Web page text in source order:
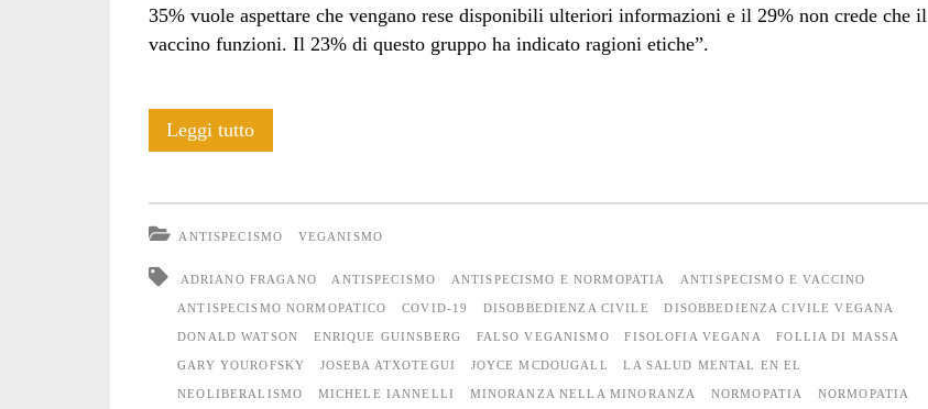
35% vuole aspettare che vengano rese disponibili ulteriori informazioni e il 29% non crede che il
vaccino funzioni. Il 23% di questo gruppo ha indicato ragioni etiche”.
Leggi tuttoMinoranza
veganismo
radicale
come
ANTISPECISMO VEGANISMO
ADRIANO FRAGANO ANTISPECISMO ANTISPECISMO E NORMOPATIA ANTISPECISMO E VACCINO
ANTISPECISMO NORMOPATICO COVID-19 DISOBBEDIENZA CIVILE DISOBBEDIENZA CIVILE VEGANA
DONALD WATSON ENRIQUE GUINSBERG FALSO VEGANISMO FISOLOFIA VEGANA FOLLIA DI MASSA
GARY YOUROFSKY JOSEBA ATXOTEGUI JOYCE MCDOUGALL LA SALUD MENTAL EN EL
NEOLIBERALISMO MICHELE IANNELLI MINORANZA NELLA MINORANZA NORMOPATIA NORMOPATIA